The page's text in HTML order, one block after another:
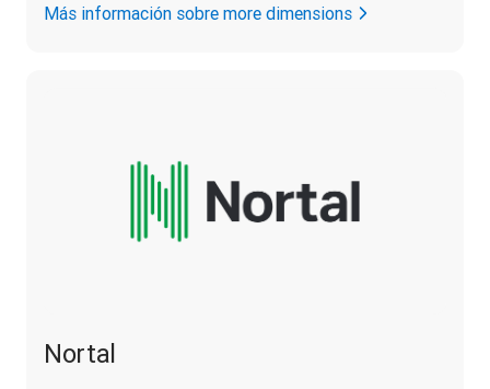
Más información sobre more dimensions
Nortal